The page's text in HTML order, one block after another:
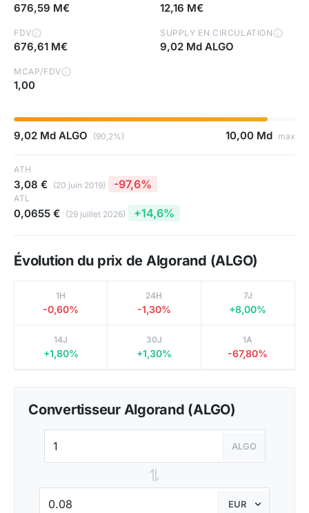
676,59 M€ 12,16 M€
FDV i
676,61 M€
SUPPLY EN CIRCULATION i
9,02 Md ALGO
MCAP/FDV i
1,00
9,02 Md ALGO (90,2%) 10,00 Md max
ATH
3,08 € (20 juin 2019) -97,6%
ATL
0,0655 € (29 juillet 2026) +14,6%
Évolution du prix de Algorand (ALGO)
1H
-0,60%
24H
-1,30%
7J
+8,00%
14J
+1,80%
30J
+1,30%
1A
-67,80%
Convertisseur Algorand (ALGO)
ALGO
⇌